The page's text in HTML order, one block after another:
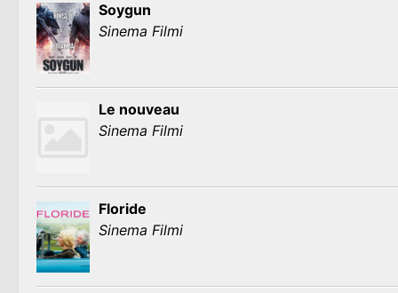
Soygun
Sinema Filmi
Le nouveau
Sinema Filmi
Floride
Sinema Filmi